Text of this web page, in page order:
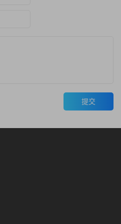
提交